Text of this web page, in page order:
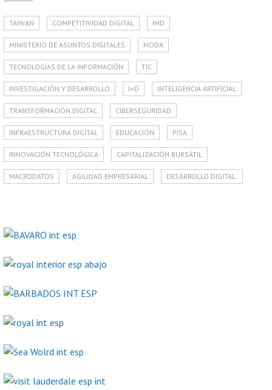
TAIWAN COMPETITIVIDAD DIGITAL IMD
MINISTERIO DE ASUNTOS DIGITALES MODA
TECNOLOGÍAS DE LA INFORMACIÓN TIC
INVESTIGACIÓN Y DESARROLLO I+D INTELIGENCIA ARTIFICIAL
TRANSFORMACIÓN DIGITAL CIBERSEGURIDAD
INFRAESTRUCTURA DIGITAL EDUCACIÓN PISA
INNOVACIÓN TECNOLÓGICA CAPITALIZACIÓN BURSÁTIL
MACRODATOS AGILIDAD EMPRESARIAL DESARROLLO DIGITAL.